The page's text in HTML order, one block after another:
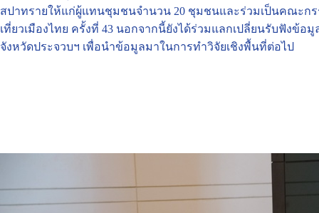
สปาทรายให้แก่ผู้แทนชุมชนจำนวน 20 ชุมชนและร่วมเป็นคณะกร
เที่ยวเมืองไทย ครั้งที่ 43 นอกจากนี้ยังได้ร่วมแลกเปลี่ยนรับฟังข้
จังหวัดประจวบฯ เพื่อนำข้อมูลมาในการทำวิจัยเชิงพื้นที่ต่อไป